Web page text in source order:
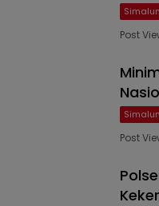
Post
Post